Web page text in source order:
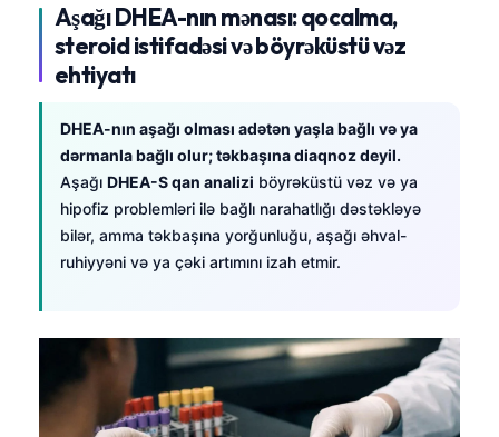
Aşağı DHEA-nın mənası: qocalma,
steroid istifadəsi və böyrəküstü vəz
ehtiyatı
DHEA-nın aşağı olması adətən yaşla bağlı və ya
dərmanla bağlı olur; təkbaşına diaqnoz deyil.
Aşağı DHEA-S qan analizi böyrəküstü vəz və ya
hipofiz problemləri ilə bağlı narahatlığı dəstəkləyə
bilər, amma təkbaşına yorğunluğu, aşağı əhval-
ruhiyyəni və ya çəki artımını izah etmir.
Frysk
Ślōnskŏ gŏdka
Norsk bokmål